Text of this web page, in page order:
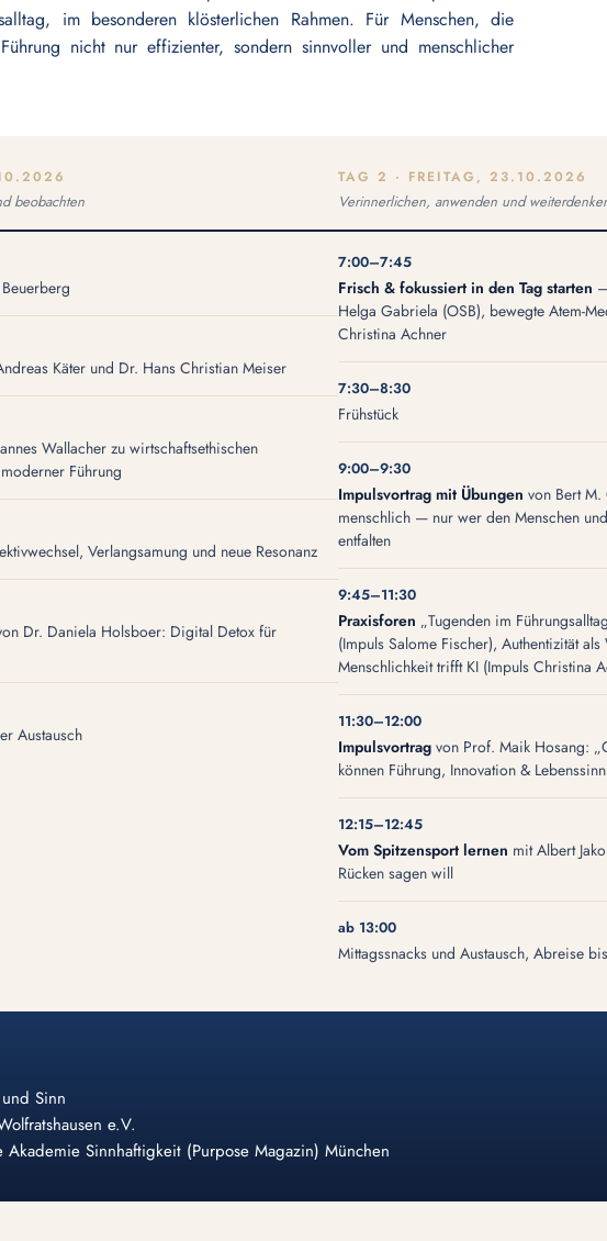
im besonderen klösterlichen Rahmen. Für Menschen, die
nicht nur effizienter, sondern sinnvoller und menschlicher
beobachten
Käter und Dr. Hans Christian Meiser
Wallacher zu wirtschaftsethischen
Führung
Verlangsamung und neue Resonanz
Dr. Daniela Holsboer: Digital Detox für
Austausch
TAG 2 · FREITAG, 23.10.2026
Verinnerlichen, anwenden und
7:00–7:45
Frisch & fokussiert in den Tag starten
Helga Gabriela (OSB), bewegte Atem-
Christina Achner
7:30–8:30
Frühstück
9:00–9:30
Impulsvortrag mit Übungen von Bert M.
menschlich — nur wer den Menschen
entfalten
9:45–11:30
Praxisforen „Tugenden im
(Impuls Salome Fischer), Authentizität
Menschlichkeit trifft KI (Impuls Christina
11:30–12:00
Impulsvortragvon Prof. Maik Hosang:
können Führung, Innovation &
12:15–12:45
Vom Spitzensport lernen mit Albert
Rücken sagen will
ab 13:00
Mittagssnacks und Austausch, Abreise
Sinn
e.V.
Sinnhaftigkeit (Purpose Magazin) München